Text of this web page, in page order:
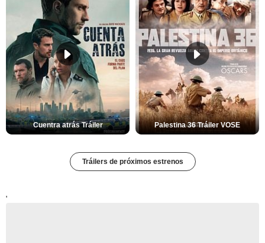
Cuentra atrás Tráiler Palestina 36 Tráiler VOSE
Tráilers de próximos estrenos
'